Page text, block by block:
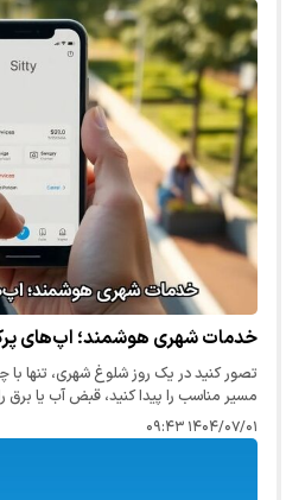
خدمات شهری هوشمند؛ اپ‌های
تصور کنید در یک روز شلوغ شهری، تنها
مسیر مناسب را پیدا کنید، قبض آب یا برق
محله‌تان را گزارش دهید — بدون صف،
۱۴۰۴/۰۷/۰۱ ۰۹:۴۳